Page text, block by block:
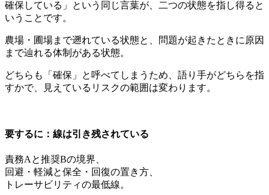
確保している」という同じ言葉が、二つの状態を指し得ると
いうことです。
農場・圃場まで遡れている状態と、問題が起きたときに原因
まで辿れる体制がある状態。
どちらも「確保」と呼べてしまうため、語り手がどちらを指
すかで、見えているリスクの範囲は変わります。
要するに：線は引き残されている
責務Aと推奨Bの境界、
回避・軽減と保全・回復の置き方、
トレーサビリティの最低線。